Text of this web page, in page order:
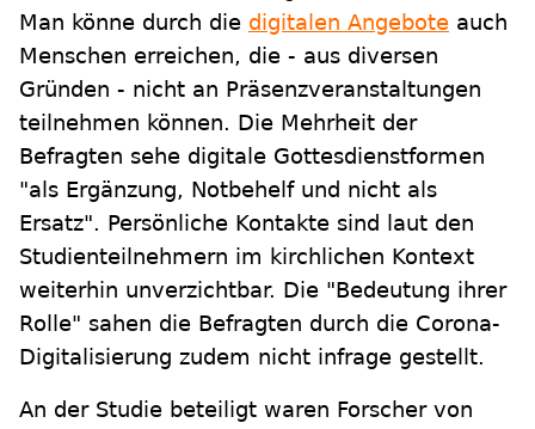
Man könne durch die digitalen Angebote auch
Menschen erreichen, die - aus diversen
Gründen - nicht an Präsenzveranstaltungen
teilnehmen können. Die Mehrheit der
Befragten sehe digitale Gottesdienstformen
"als Ergänzung, Notbehelf und nicht als
Ersatz". Persönliche Kontakte sind laut den
Studienteilnehmern im kirchlichen Kontext
weiterhin unverzichtbar. Die "Bedeutung ihrer
Rolle" sahen die Befragten durch die Corona-
Digitalisierung zudem nicht infrage gestellt.
An der Studie beteiligt waren Forscher von